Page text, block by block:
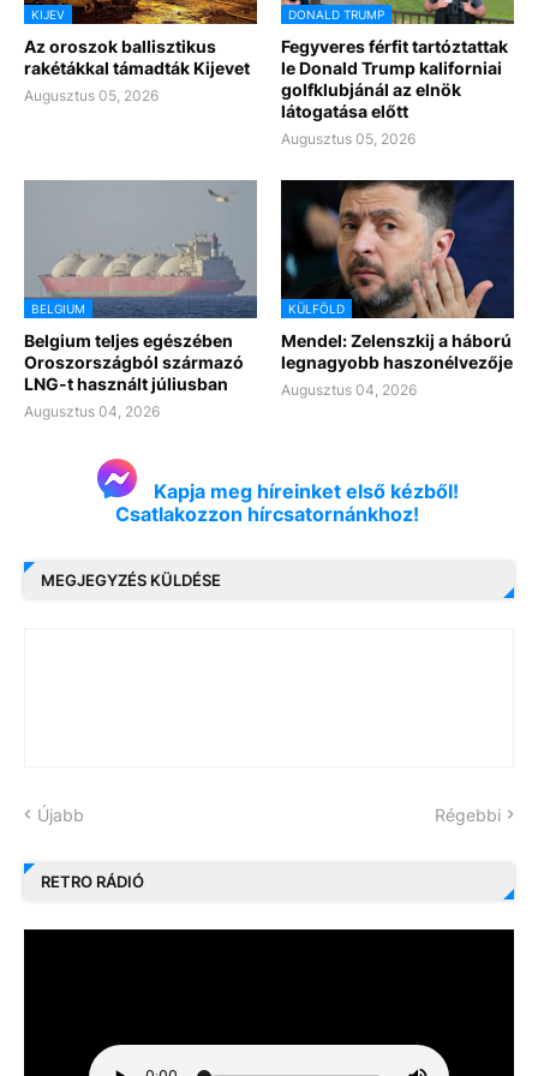
KIJEV
Az oroszok ballisztikus
rakétákkal támadták Kijevet
Augusztus 05, 2026
DONALD TRUMP
Fegyveres férfit tartóztattak
le Donald Trump kaliforniai
golfklubjánál az elnök
látogatása előtt
Augusztus 05, 2026
BELGIUM
Belgium teljes egészében
Oroszországból származó
LNG-t használt júliusban
Augusztus 04, 2026
KÜLFÖLD
Mendel: Zelenszkij a háború
legnagyobb haszonélvezője
Augusztus 04, 2026
Kapja meg híreinket első kézből!
Csatlakozzon hírcsatornánkhoz!
MEGJEGYZÉS KÜLDÉSE
Újabb Régebbi
RETRO RÁDIÓ